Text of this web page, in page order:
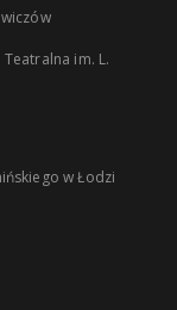
Teatralna im. L.
w Łodzi